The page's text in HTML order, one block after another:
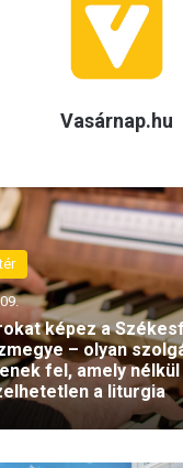
Vasárnap.hu
képez a
– olyan
fel, amely nélkül
a liturgia